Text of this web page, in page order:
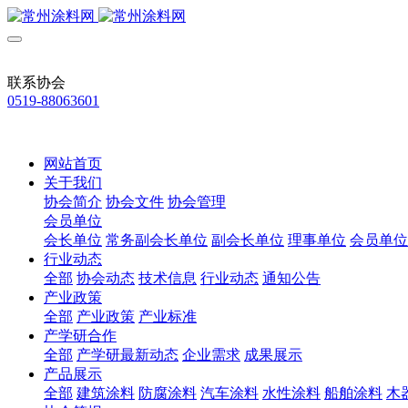
联系协会
0519-88063601
网站首页
关于我们
协会简介 协会文件 协会管理
会员单位
会长单位 常务副会长单位 副会长单位 理事单位 会员单位
行业动态
全部 协会动态 技术信息 行业动态 通知公告
产业政策
全部 产业政策 产业标准
产学研合作
全部 产学研最新动态 企业需求 成果展示
产品展示
全部 建筑涂料 防腐涂料 汽车涂料 水性涂料 船舶涂料 木